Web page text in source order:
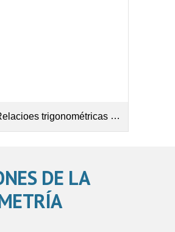
trigonométricas (Nº30).pdf
DE LA